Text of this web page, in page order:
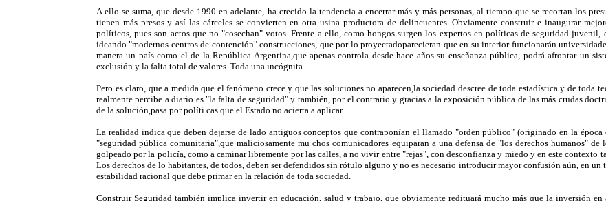
A ello se suma, que desde 1990 en adelante, ha crecido la tendencia a encerrar más y más personas, al tiempo que se recortan los
tienen más presos y así las cárceles se convierten en otra usina productora de delincuentes. Obviamente construir e inaugurar
políticos, pues son actos que no "cosechan" votos. Frente a ello, como hongos surgen los expertos en políticas de seguridad
ideando "modernos centros de contención" construcciones, que por lo proyectadoparecieran que en su interior funcionarán
manera un país como el de la República Argentina,que apenas controla desde hace años su enseñanza pública, podrá afrontar un
exclusión y la falta total de valores. Toda una incógnita.
Pero es claro, que a medida que el fenómeno crece y que las soluciones no aparecen,la sociedad descree de toda estadística y de toda
realmente percibe a diario es "la falta de seguridad" y también, por el contrario y gracias a la exposición pública de las más crudas
de la solución,pasa por políti cas que el Estado no acierta a aplicar.
La realidad indica que deben dejarse de lado antiguos conceptos que contraponían el llamado "orden público" (originado en la época
"seguridad pública comunitaria",que maliciosamente mu chos comunicadores equiparan a una defensa de "los derechos humanos"
golpeado por la policía, como a caminar libremente por las calles, a no vivir entre "rejas", con desconfianza y miedo y en este contexto
Los derechos de lo habitantes, de todos, deben ser defendidos sin rótulo alguno y no es necesario introducir mayor confusión aún, en
estabilidad racional que debe primar en la relación de toda sociedad.
Construir Seguridad también implica invertir en educación, salud y trabajo, que obviamente redituará mucho más que la inversión en